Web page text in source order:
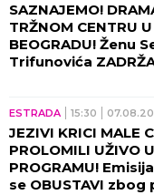
SAZNAJEMO!
TRŽNOM CENTRU U
BEOGRADU! Ženu
Trifunovića
čega!
ESTRADA 15:30
JEZIVI KRICI MALE
PROLOMILI UŽIVO U
PROGRAMU!
se OBUSTAVI zbog